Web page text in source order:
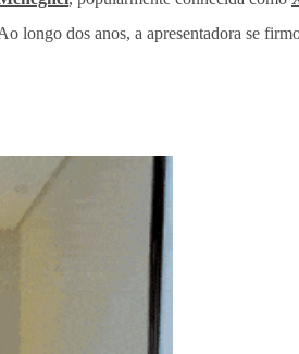
longo dos anos, a apresentadora se